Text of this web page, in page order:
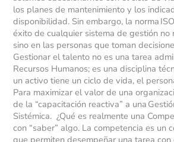
los planes de mantenimiento y los
disponibilidad. Sin embargo, la norma
éxito de cualquier sistema de gestión no
sino en las personas que toman
Gestionar el talento no es una tarea
Recursos Humanos; es una disciplina
un activo tiene un ciclo de vida, el
Para maximizar el valor de una
de la “capacitación reactiva” a una
Sistémica. ¿Qué es realmente una
con “saber” algo. La competencia es un
que permiten desempeñar una tarea